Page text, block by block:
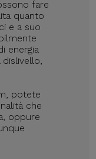
fare
quanto
e a suo
energia
potete
che
oppure